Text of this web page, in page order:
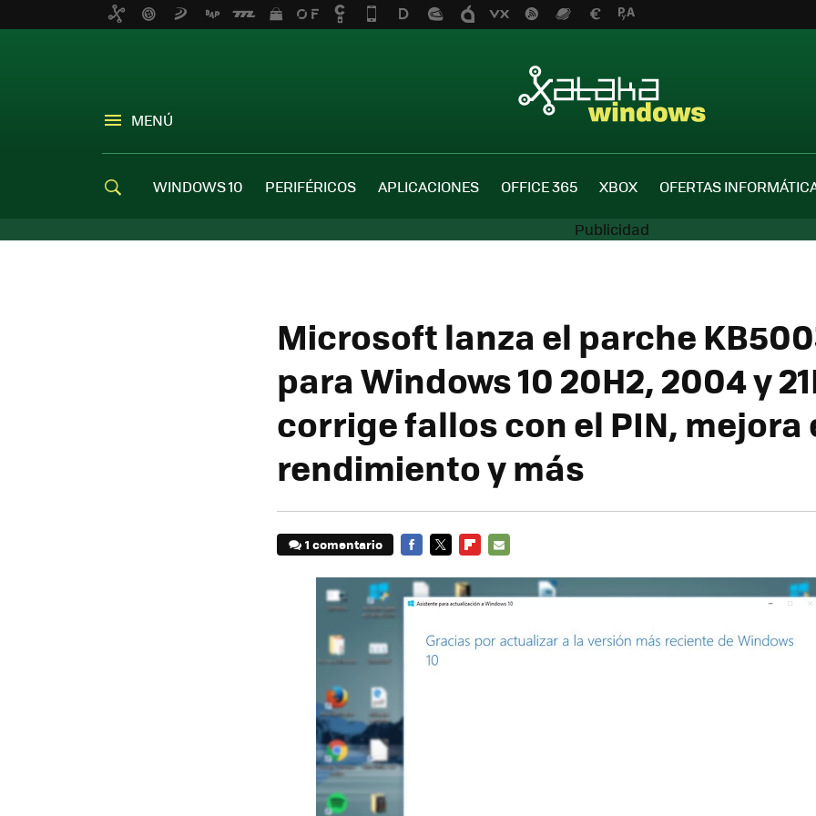
MENÚ
WINDOWS 10 PERIFÉRICOS APLICACIONES OFFICE 365 XBOX OFERTAS
Microsoft lanza el parche
para Windows 10 20H2, 2004 y
corrige fallos con el PIN, mejora
rendimiento y más
1 comentario